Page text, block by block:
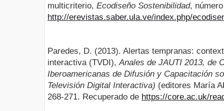
multicriterio, Ecodiseño Sostenibilidad,
http://erevistas.saber.ula.ve/index.php/
Paredes, D. (2013). Alertas tempranas:
interactiva (TVDI),Anales de JAUTI 2013, de
Iberoamericanas de Difusión y Capacitación
Televisión Digital Interactiva) (editores María
268-271. Recuperado de https://core.ac.uk/